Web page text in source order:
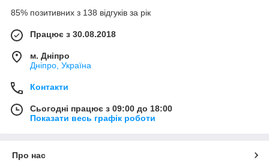
85% позитивних з 138 відгуків за рік
Працює з 30.08.2018
м. Дніпро
Дніпро, Україна
Контакти
Сьогодні працює з 09:00 до 18:00
Показати весь графік роботи
Про нас